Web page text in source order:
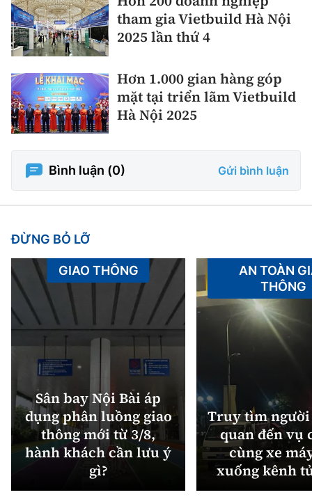
tham gia Vietbuild Hà Nội
2025 lần thứ 4
Hơn 1.000 gian hàng góp
mặt tại triển lãm Vietbuild
Hà Nội 2025
Bình luận (0) Gửi bình luận
ĐỪNG BỎ LỠ
Sân bay Nội Bài áp
dụng phân luồng giao
thông mới từ 3/8,
hành khách cần lưu ý
gì?
GIAO THÔNG
Truy tìm
quan đến vụ
cùng xe
xuống kênh
AN TOÀN
THÔNG